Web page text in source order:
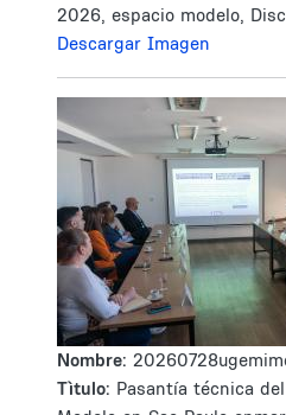
2026, espacio modelo,
Descargar Imagen
Nombre:
Tìtulo: Pasantía técnica